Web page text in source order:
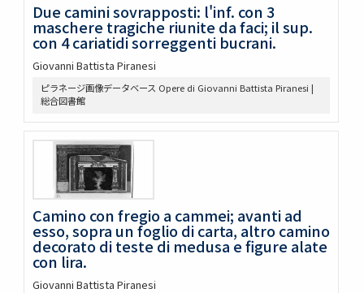
Due camini sovrapposti: l'inf. con 3
maschere tragiche riunite da faci; il sup.
con 4 cariatidi sorreggenti bucrani.
Giovanni Battista Piranesi
ピラネージ画像データベース Opere di Giovanni Battista Piranesi |
総合図書館
Camino con fregio a cammei; avanti ad
esso, sopra un foglio di carta, altro camino
decorato di teste di medusa e figure alate
con lira.
Giovanni Battista Piranesi